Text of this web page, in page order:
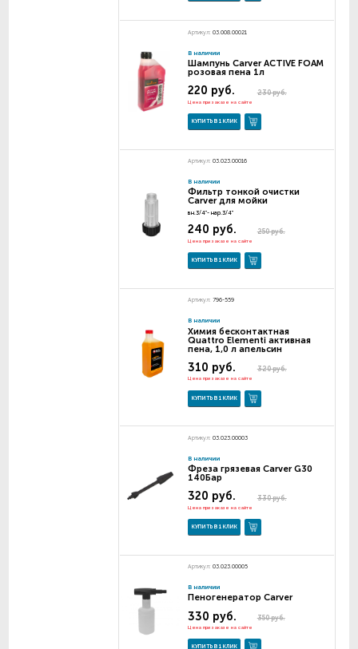
Артикул: 03.008.00021
В наличии
Шампунь Carver ACTIVE FOAM
розовая пена 1л
230 руб.
220 руб.
Цена при заказе на сайте
КУПИТЬ В 1 КЛИК
Артикул: 03.023.00016
В наличии
Фильтр тонкой очистки
Carver для мойки
вн.3/4"- нар.3/4"
250 руб.
240 руб.
Цена при заказе на сайте
КУПИТЬ В 1 КЛИК
Артикул: 796-559
В наличии
Химия бесконтактная
Quattro Elementi активная
пена, 1,0 л апельсин
320 руб.
310 руб.
Цена при заказе на сайте
КУПИТЬ В 1 КЛИК
Артикул: 03.023.00003
В наличии
Фреза грязевая Carver G30
140Бар
330 руб.
320 руб.
Цена при заказе на сайте
КУПИТЬ В 1 КЛИК
Артикул: 03.023.00005
В наличии
Пеногенератор Carver
350 руб.
330 руб.
Цена при заказе на сайте
КУПИТЬ В 1 КЛИК